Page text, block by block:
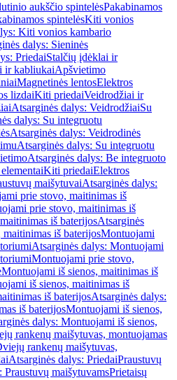
aukščio spintelėsPakabinamos
spintelėsKiti vonios
Kiti vonios kambario
dalys: Sieninės
PriedaiStalčių įdėklai ir
ir kabliukaiApšvietimo
Magnetinės lentosElektros
lizdaiKiti priedaiVeidrodžiai ir
Atsarginės dalys: VeidrodžiaiSu
dalys: Su integruotu
Atsarginės dalys: Veidrodinės
Atsarginės dalys: Su integruotu
Atsarginės dalys: Be integruoto
Kiti priedaiElektros
maišytuvaiAtsarginės dalys:
prie stovo, maitinimas iš
prie stovo, maitinimas iš
iš baterijosAtsarginės
iš baterijosMontuojami
Atsarginės dalys: Montuojami
Montuojami prie stovo,
Montuojami iš sienos, maitinimas iš
iš sienos, maitinimas iš
iš baterijosAtsarginės dalys:
iš baterijosMontuojami iš sienos,
dalys: Montuojami iš sienos,
rankenų maišytuvas, montuojamas
rankenų maišytuvas,
Atsarginės dalys: PriedaiPraustuvų
Praustuvų maišytuvamsPrietaisų